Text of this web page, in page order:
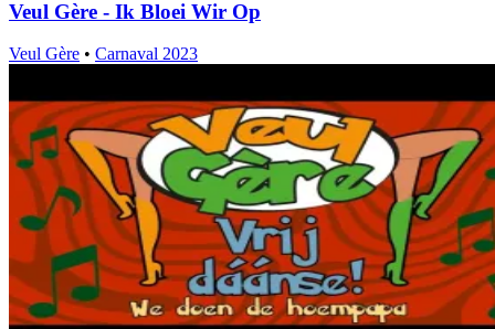
Veul Gère - Ik Bloei Wir Op
Veul Gère • Carnaval 2023